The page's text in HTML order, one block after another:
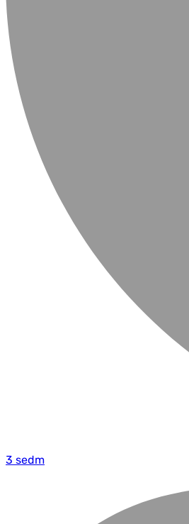
3 sedm